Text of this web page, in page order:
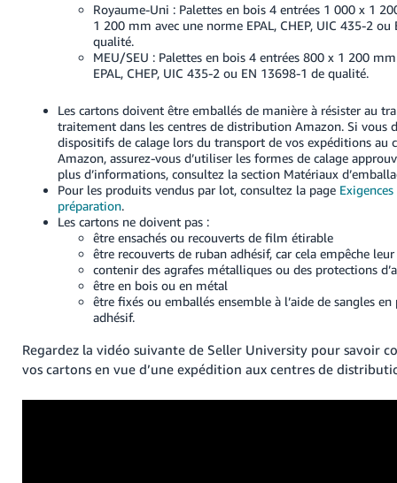
Royaume-Uni : Palettes en bois 4 entrées 1 000 x 1
1 200 mm avec une norme EPAL, CHEP, UIC 435-2
qualité.
MEU/SEU : Palettes en bois 4 entrées 800 x 1 200
EPAL, CHEP, UIC 435-2 ou EN 13698-1 de qualité.
Les cartons doivent être emballés de manière à résister au
traitement dans les centres de distribution Amazon. Si vous
dispositifs de calage lors du transport de vos expéditions au
Amazon, assurez-vous d’utiliser les formes de calage
plus d’informations, consultez la section Matériaux
Pour les produits vendus par lot, consultez la page
préparation.
Les cartons ne doivent pas :
être ensachés ou recouverts de film étirable
être recouverts de ruban adhésif, car cela empêche
contenir des agrafes métalliques ou des protections
être en bois ou en métal
être fixés ou emballés ensemble à l’aide de sangles
adhésif.
Regardez la vidéo suivante de Seller University pour savoir
vos cartons en vue d’une expédition aux centres de